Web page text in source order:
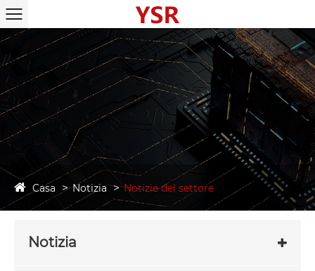
Casa Notizia Notizie del settore
Notizia